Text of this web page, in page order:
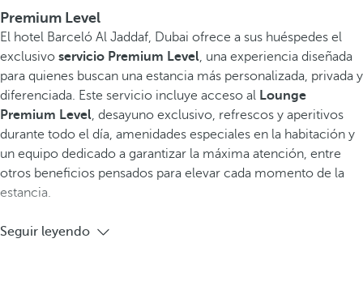
Premium Level
El hotel Barceló Al Jaddaf, Dubai ofrece a sus huéspedes el
exclusivo servicio Premium Level, una experiencia diseñada
para quienes buscan una estancia más personalizada, privada y
diferenciada. Este servicio incluye acceso al Lounge
Premium Level, desayuno exclusivo, refrescos y aperitivos
durante todo el día, amenidades especiales en la habitación y
un equipo dedicado a garantizar la máxima atención, entre
otros beneficios pensados para elevar cada momento de la
estancia.
Seguir leyendo